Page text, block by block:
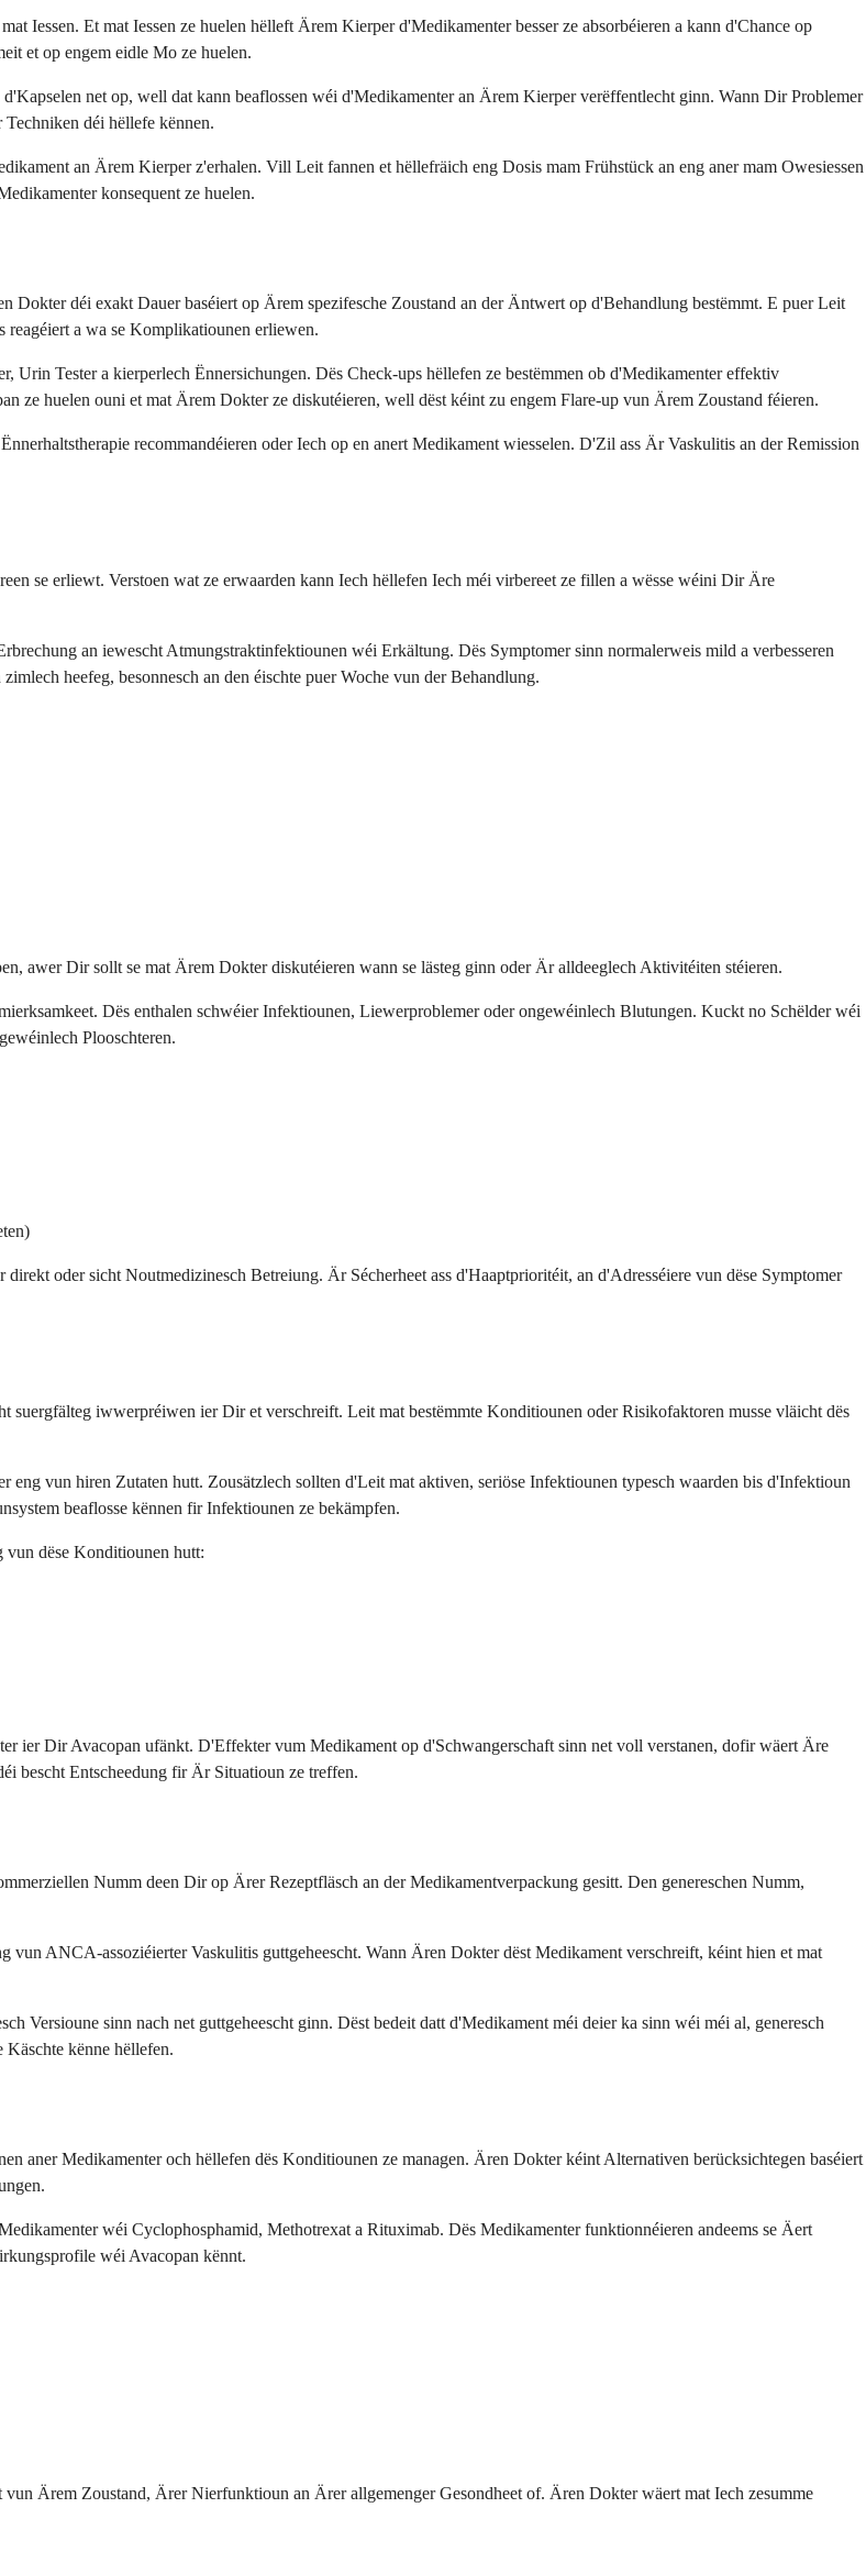
Iessen. Et mat Iessen ze huelen hëlleft Ärem Kierper d'Medikamenter besser ze absorbéieren a kann d'Chance op
et op engem eidle Mo ze huelen.
net op, well dat kann beaflossen wéi d'Medikamenter an Ärem Kierper verëffentlecht ginn. Wann Dir Problemer
déi hëllefe kënnen.
an Ärem Kierper z'erhalen. Vill Leit fannen et hëllefräich eng Dosis mam Frühstück an eng aner mam Owesiessen
konsequent ze huelen.
déi exakt Dauer baséiert op Ärem spezifesche Zoustand an der Äntwert op d'Behandlung bestëmmt. E puer Leit
a wa se Komplikatiounen erliewen.
Urin Tester a kierperlech Ënnersichungen. Dës Check-ups hëllefen ze bestëmmen ob d'Medikamenter effektiv
ze huelen ouni et mat Ärem Dokter ze diskutéieren, well dëst kéint zu engem Flare-up vun Ärem Zoustand féieren.
recommandéieren oder Iech op en anert Medikament wiesselen. D'Zil ass Är Vaskulitis an der Remission
se erliewt. Verstoen wat ze erwaarden kann Iech hëllefen Iech méi virbereet ze fillen a wësse wéini Dir Äre
an iewescht Atmungstraktinfektiounen wéi Erkältung. Dës Symptomer sinn normalerweis mild a verbesseren
heefeg, besonnesch an den éischte puer Woche vun der Behandlung.
awer Dir sollt se mat Ärem Dokter diskutéieren wann se lästeg ginn oder Är alldeeglech Aktivitéiten stéieren.
Dës enthalen schwéier Infektiounen, Liewerproblemer oder ongewéinlech Blutungen. Kuckt no Schëlder wéi
Plooschteren.
oder sicht Noutmedizinesch Betreiung. Är Sécherheet ass d'Haaptprioritéit, an d'Adresséiere vun dëse Symptomer
suergfälteg iwwerpréiwen ier Dir et verschreift. Leit mat bestëmmte Konditiounen oder Risikofaktoren musse vläicht dës
vun hiren Zutaten hutt. Zousätzlech sollten d'Leit mat aktiven, seriöse Infektiounen typesch waarden bis d'Infektioun
beaflosse kënnen fir Infektiounen ze bekämpfen.
vun dëse Konditiounen hutt:
ier Dir Avacopan ufänkt. D'Effekter vum Medikament op d'Schwangerschaft sinn net voll verstanen, dofir wäert Äre
bescht Entscheedung fir Är Situatioun ze treffen.
Numm deen Dir op Ärer Rezeptfläsch an der Medikamentverpackung gesitt. Den genereschen Numm,
ANCA-assoziéierter Vaskulitis guttgeheescht. Wann Ären Dokter dëst Medikament verschreift, kéint hien et mat
Versioune sinn nach net guttgeheescht ginn. Dëst bedeit datt d'Medikament méi deier ka sinn wéi méi al, generesch
kënne hëllefen.
aner Medikamenter och hëllefen dës Konditiounen ze managen. Ären Dokter kéint Alternativen berücksichtegen baséiert
wéi Cyclophosphamid, Methotrexat a Rituximab. Dës Medikamenter funktionnéieren andeems se Äert
wéi Avacopan kënnt.
Ärem Zoustand, Ärer Nierfunktioun an Ärer allgemenger Gesondheet of. Ären Dokter wäert mat Iech zesumme